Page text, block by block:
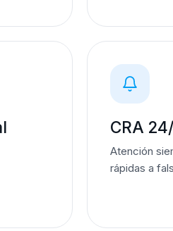
CRA
Atención
rápidas a